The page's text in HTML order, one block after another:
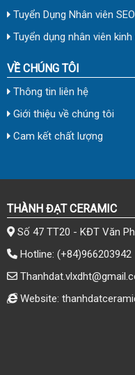
Tuyển Dụng Nhân viên SEO
Tuyển dụng nhân viên kinh
VỀ CHÚNG TÔI
Thông tin liên hệ
Giới thiệu về chúng tôi
Cam kết chất lượng
THÀNH ĐẠT CERAMIC
Số 47 TT20 - KĐT Văn
Hotline: (+84)966203942
Website: